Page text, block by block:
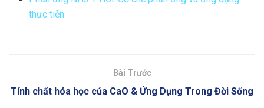
thực tiễn
Bài Trước
Tính chất hóa học của CaO & Ứng Dụng Trong Đời Sống